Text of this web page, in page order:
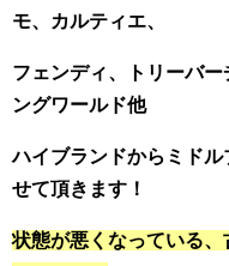
モ、カルティエ、
フェンディ、トリーバ
ングワールド他
ハイブランドからミド
せて頂きます！
状態が悪くなっている